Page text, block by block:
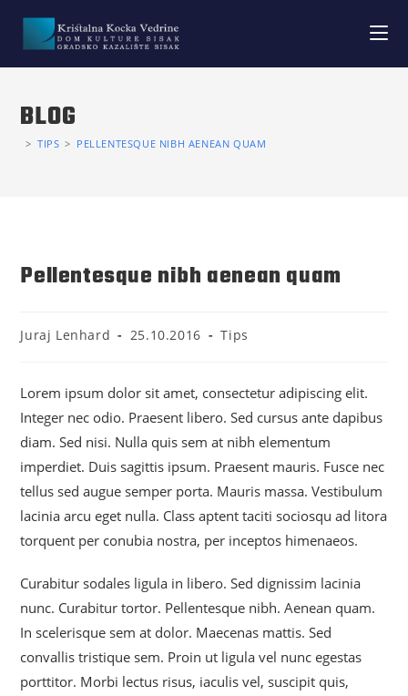
BLOG
> TIPS > PELLENTESQUE NIBH AENEAN QUAM
Pellentesque nibh aenean quam
Juraj Lenhard 25.10.2016 Tips
Lorem ipsum dolor sit amet, consectetur adipiscing elit.
Integer nec odio. Praesent libero. Sed cursus ante dapibus
diam. Sed nisi. Nulla quis sem at nibh elementum
imperdiet. Duis sagittis ipsum. Praesent mauris. Fusce nec
tellus sed augue semper porta. Mauris massa. Vestibulum
lacinia arcu eget nulla. Class aptent taciti sociosqu ad litora
torquent per conubia nostra, per inceptos himenaeos.
Curabitur sodales ligula in libero. Sed dignissim lacinia
nunc. Curabitur tortor. Pellentesque nibh. Aenean quam.
In scelerisque sem at dolor. Maecenas mattis. Sed
convallis tristique sem. Proin ut ligula vel nunc egestas
porttitor. Morbi lectus risus, iaculis vel, suscipit quis,